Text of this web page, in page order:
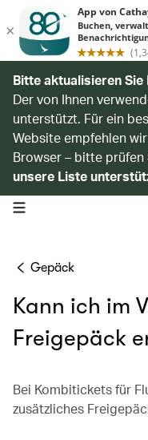
Bitte aktualisieren
Der von Ihnen
unterstützt. Für ein
Website empfehlen
Browser – bitte prüfen
unsere Liste
open navigation menu
Gepäck
Kann ich im
Freigepäck
Bei Kombitickets für
zusätzliches